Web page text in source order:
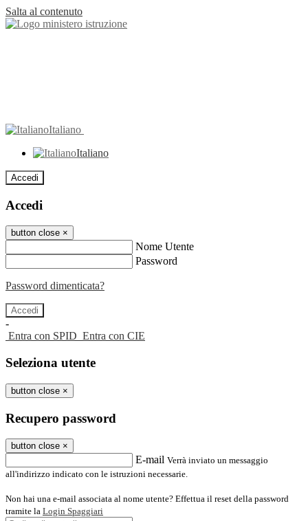
Salta al contenuto
Italiano
Italiano
Accedi
Accedi
button close ×
Nome Utente
Password
Password dimenticata?
-
Entra con SPID Entra con CIE
Seleziona utente
button close ×
Recupero password
button close ×
E-mail Verrà inviato un messaggio
all'indirizzo indicato con le istruzioni necessarie.
Non hai una e-mail associata al nome utente? Effettua il reset della password
tramite la Login Spaggiari